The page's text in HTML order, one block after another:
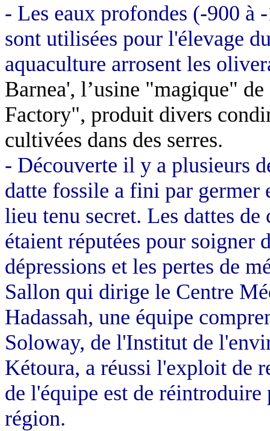
- Les eaux profondes (-900 à
sont utilisées pour l'élevage
aquaculture arrosent les
Barnea', l’usine "magique"
Factory", produit divers
cultivées dans des serres.
- Découverte il y a plusieurs
datte fossile a fini par germer
lieu tenu secret. Les dattes
étaient réputées pour soigner
dépressions et les pertes de
Sallon qui dirige le Centre
Hadassah, une équipe
Soloway, de l'Institut de
Kétoura, a réussi l'exploit de
de l'équipe est de réintroduire
région.